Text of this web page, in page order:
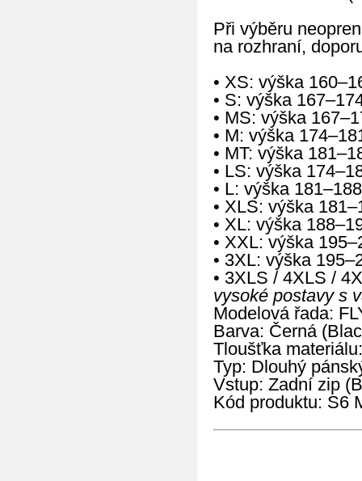
Při výběru
na rozhraní,
• XS: výška
• S: výška
• MS: výška
• M: výška
• MT: výška
• LS: výška
• L: výška
• XLS: výška
• XL: výška
• XXL: výška
• 3XL: výška
• 3XLS / 4XLS /
vysoké postavy s
Modelová řada:
Barva: Černá
Tloušťka
Typ: Dlouhý
Vstup: Zadní zip
Kód produktu: S6